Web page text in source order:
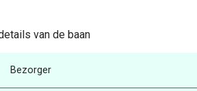
van de baan
Bezorger